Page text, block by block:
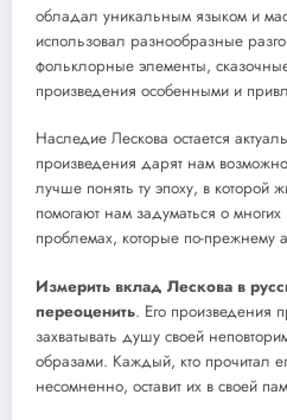
обладал уникальным языком и
использовал разнообразные
фольклорные элементы,
произведения особенными и
Наследие Лескова остается
произведения дарят нам
лучше понять ту эпоху, в которой
помогают нам задуматься о
проблемах, которые по-прежнему
Измерить вклад Лескова в
переоценить. Его произведения
захватывать душу своей
образами. Каждый, кто прочитал
несомненно, оставит их в своей